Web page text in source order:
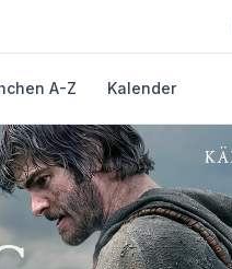
A-Z Kalender